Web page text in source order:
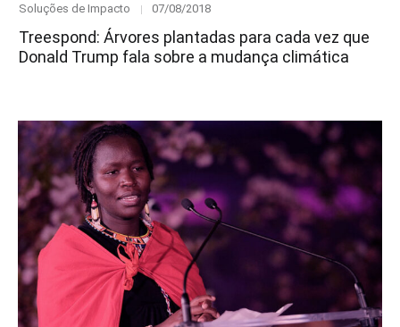
Category
Soluções de Impacto
Posted
07/08/2018
Treespond: Árvores plantadas para cada vez que
Donald Trump fala sobre a mudança climática